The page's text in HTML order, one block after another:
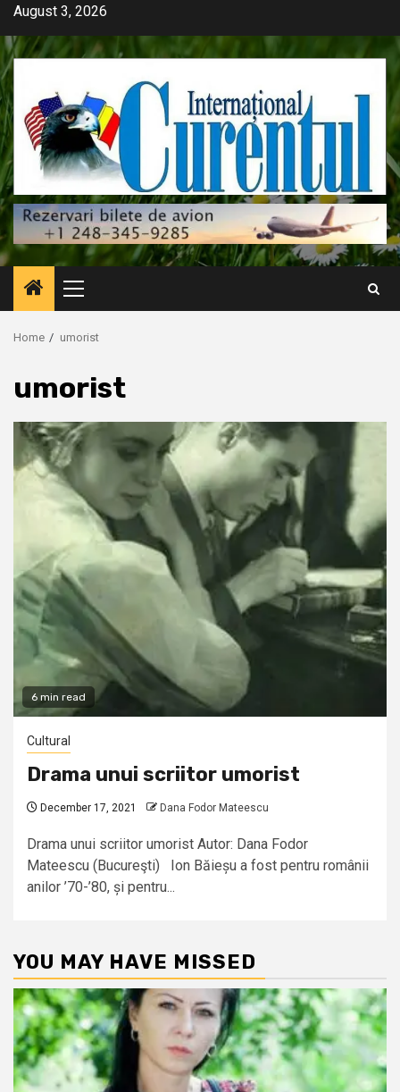
Skip
content
August 3, 2026
Primary
Menu
Home umorist
umorist
6 min read
Cultural
Drama unui scriitor umorist
December 17, 2021 Dana Fodor Mateescu
Drama unui scriitor umorist Autor: Dana Fodor
Mateescu (Bucureşti) Ion Băieșu a fost pentru românii
anilor ’70-’80, și pentru...
YOU MAY HAVE MISSED